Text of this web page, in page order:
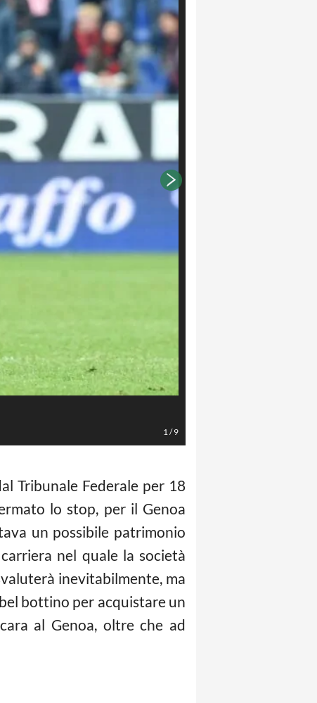
1/9
Tribunale Federale per 18
lo stop, per il Genoa
un possibile patrimonio
nel quale la società
inevitabilmente, ma
bottino per acquistare un
al Genoa, oltre che ad